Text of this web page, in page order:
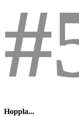
Hoppla...